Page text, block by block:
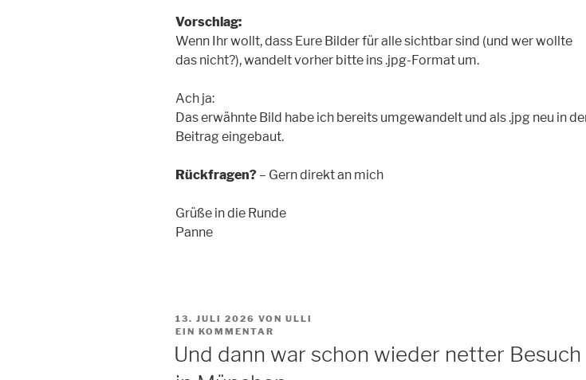
Vorschlag:
Wenn Ihr wollt, dass Eure Bilder für alle sichtbar sind (und wer wollte
das nicht?), wandelt vorher bitte ins .jpg-Format um.
Ach ja:
Das erwähnte Bild habe ich bereits umgewandelt und als .jpg neu in
Beitrag eingebaut.
Rückfragen? – Gern direkt an mich
Grüße in die Runde
Panne
VERÖFFENTLICHT
AM
13. JULI 2026 VON ULLI
EIN KOMMENTAR
Und dann war schon wieder netter Besuch